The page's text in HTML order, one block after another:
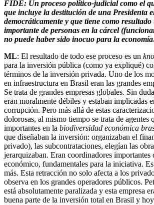
FIDE: Un proceso político-judicial como el
que incluye la destitución de una Presidenta
democráticamente y que tiene como
importante de personas en la cárcel
no puede haber sido inocuo para la
ML: El resultado de todo ese proceso es un
para la inversión pública (como ya expliqué)
términos de la inversión privada. Uno de los
en infraestructura en Brasil eran las grandes
Se trata de grandes empresas globales. Sin
eran moralmente débiles y estaban implicadas
corrupción. Pero más allá de estas
dolorosas, al mismo tiempo se trata de agentes
importantes en la biodiversidad económica
que diseñaban la inversión: organizaban el
privado), las subcontrataciones, elegían las
jerarquizaban. Eran coordinadores importantes
económico, fundamentales para la iniciativa.
más. Esta retracción no solo afecta a los
observa en los grandes operadores públicos.
está absolutamente paralizada y esta empresa
buena parte de la inversión total en Brasil y